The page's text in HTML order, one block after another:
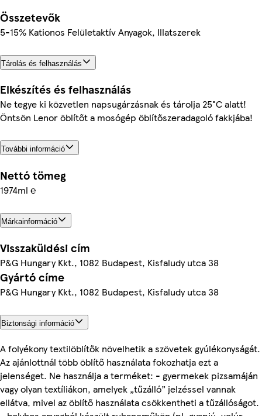
Összetevők
5-15% Kationos Felületaktív Anyagok, Illatszerek
Tárolás és felhasználás
Elkészítés és felhasználás
Ne tegye ki közvetlen napsugárzásnak és tárolja 25°C alatt!
Öntsön Lenor öblítőt a mosógép öblítőszeradagoló fakkjába!
További információ
Nettó tömeg
1974ml ℮
Márkainformáció
Visszaküldési cím
P&G Hungary Kkt., 1082 Budapest, Kisfaludy utca 38
Gyártó címe
P&G Hungary Kkt., 1082 Budapest, Kisfaludy utca 38
Biztonsági információ
A folyékony textilöblítők növelhetik a szövetek gyúlékonyságát.
Az ajánlottnál több öblítő használata fokozhatja ezt a
jelenséget. Ne használja a terméket: - gyermekek pizsamáján
vagy olyan textíliákon, amelyek „tűzálló” jelzéssel vannak
ellátva, mivel az öblítő használata csökkentheti a tűzállóságot.